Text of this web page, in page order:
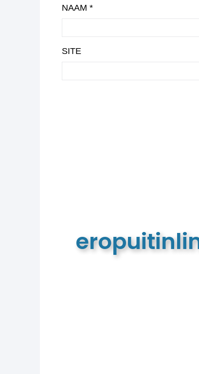
NAAM *
SITE